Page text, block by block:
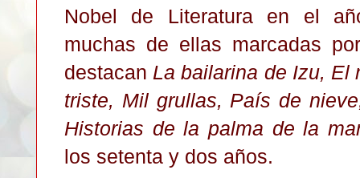
Nobel de Literatura en el
muchas de ellas marcadas
destacan La bailarina de Izu, El
triste, Mil grullas, País de
Historias de la palma de la
los setenta y dos años.